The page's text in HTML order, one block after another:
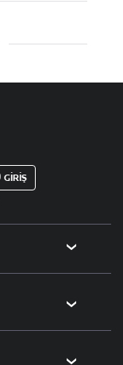
GİRİŞ